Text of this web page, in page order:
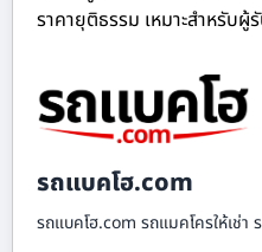
ราคายุติธรรม เหมาะสำหรับผู้
รถแบคโฮ.com
รถแบคโฮ.com รถแมคโครให้เช่